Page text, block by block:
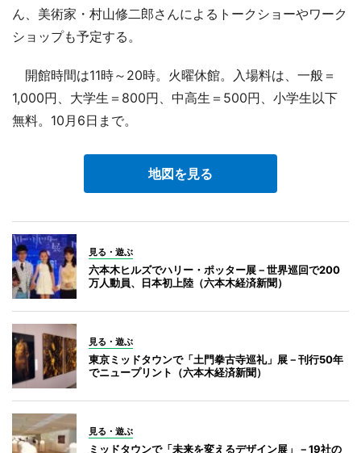
ん、美術家・村山修二郎さんによるトークショーやワーク
ショップも予定する。
開館時間は11時～20時。火曜休館。入場料は、一般＝
1,000円、大学生＝800円、中高生＝500円、小学生以下
無料。10月6日まで。
地図を見る
見る・遊ぶ
六本木ヒルズでハリー・ポッター展－世界巡回で200
万人動員、日本初上陸（六本木経済新聞）
見る・遊ぶ
東京ミッドタウンで「土門拳古寺巡礼」展－刊行50年
でニュープリント（六本木経済新聞）
見る・遊ぶ
ミッドタウンで「未来を変えるデザイン展」－19社の